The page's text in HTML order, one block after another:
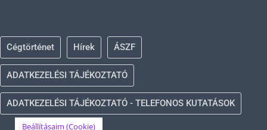
Cégtörténet Hírek ÁSZF
ADATKEZELÉSI TÁJÉKOZTATÓ
ADATKEZELÉSI TÁJÉKOZTATÓ - TELEFONOS KUTATÁSOK
Beállításaim (Cookie)